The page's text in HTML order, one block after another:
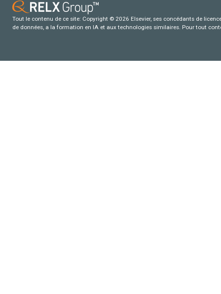
Tout le contenu de ce site: Copyright © 2026 Elsevier, ses concédants de
de données, a la formation en IA et aux technologies similaires. Pour tout